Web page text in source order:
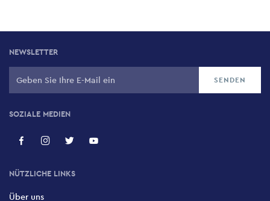
NEWSLETTER
SOZIALE MEDIEN
NÜTZLICHE LINKS
Über uns